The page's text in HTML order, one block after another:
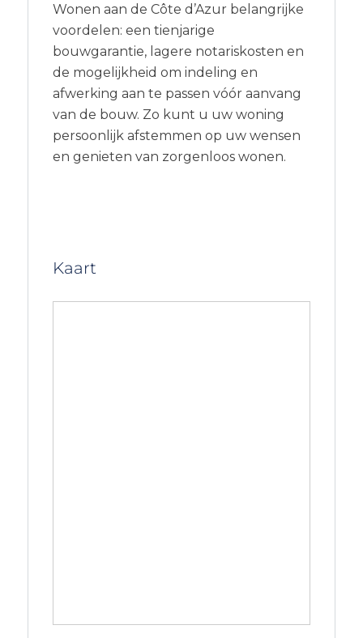
Wonen aan de Côte d’Azur belangrijke
voordelen: een tienjarige
bouwgarantie, lagere notariskosten en
de mogelijkheid om indeling en
afwerking aan te passen vóór aanvang
van de bouw. Zo kunt u uw woning
persoonlijk afstemmen op uw wensen
en genieten van zorgenloos wonen.
Kaart